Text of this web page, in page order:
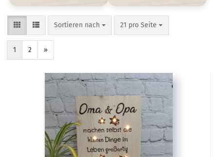
Sortieren nach
Sortieren nach 21 pro Seite
pro Seite
1 2 »